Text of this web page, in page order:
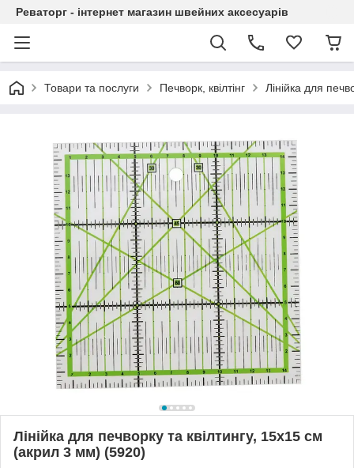
Реваторг - інтернет магазин швейних аксесуарів
Товари та послуги Печворк, квілтінг Лінійка для
Лінійка для печворку та квілтингу, 15х15 см
(акрил 3 мм) (5920)